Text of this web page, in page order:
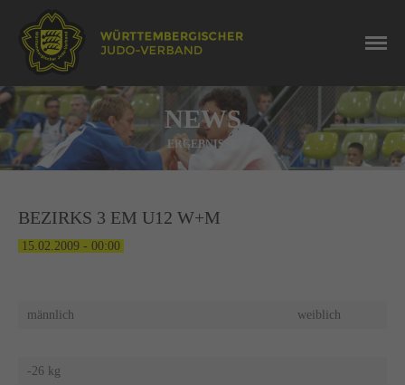
NEWS
ERGEBNISSE
BEZIRKS 3 EM U12 W+M
15.02.2009 - 00:00
männlich weiblich
-26 kg